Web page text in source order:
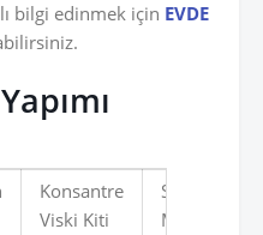
bilgi edinmek için EVDE
Konsantre
Viski Kiti
Su
Miktarı